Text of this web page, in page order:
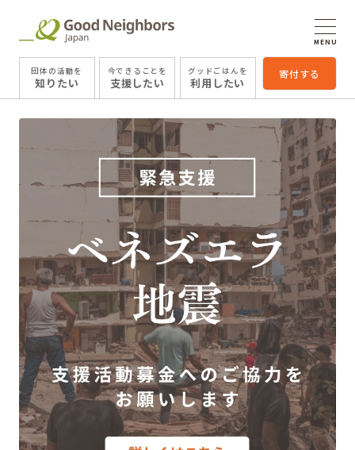
団体の活動を
知りたい
今できることを
支援したい
グッドごはんを
利用したい
寄付する
MENU